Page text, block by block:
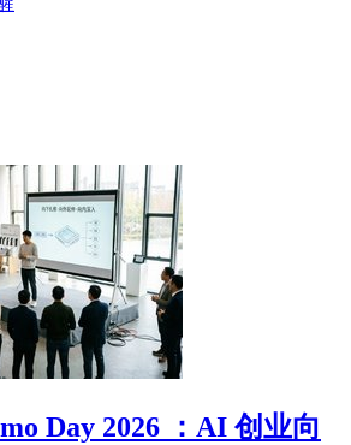
Day 2026 ：AI 创业向